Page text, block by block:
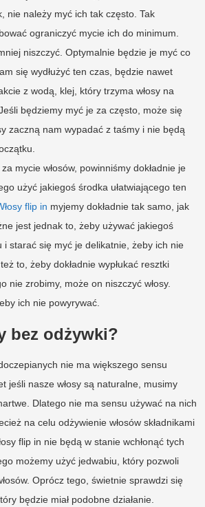
nie należy myć ich tak często. Tak
ograniczyć mycie ich do minimum.
niszczyć. Optymalnie będzie je myć co
się wydłużyć ten czas, będzie nawet
z wodą, klej, który trzyma włosy na
będziemy myć je za często, może się
zaczną nam wypadać z taśmy i nie będą
mycie włosów, powinniśmy dokładnie je
użyć jakiegoś środka ułatwiającego ten
flip in myjemy dokładnie tak samo, jak
jest jednak to, żeby używać jakiegoś
i starać się myć je delikatnie, żeby ich nie
to, żeby dokładnie wypłukać resztki
nie zrobimy, może on niszczyć włosy.
ich nie powyrywać.
bez odżywki?
nie ma większego sensu
jeśli nasze włosy są naturalne, musimy
Dlatego nie ma sensu używać na nich
na celu odżywienie włosów składnikami
flip in nie będą w stanie wchłonąć tych
możemy użyć jedwabiu, który pozwoli
Oprócz tego, świetnie sprawdzi się
będzie miał podobne działanie.